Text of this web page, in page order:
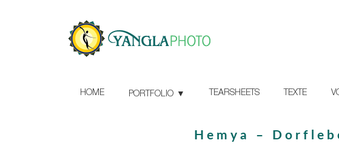
HOME PORTFOLIO TEARSHEETS TEXTE
Hemya –